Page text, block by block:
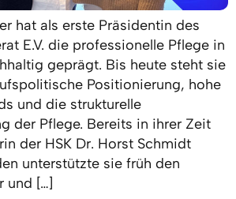
hat als erste Präsidentin des
E.V. die professionelle Pflege in
geprägt. Bis heute steht sie
Positionierung, hohe
und die strukturelle
der Pflege. Bereits in ihrer Zeit
der HSK Dr. Horst Schmidt
unterstützte sie früh den
und […]